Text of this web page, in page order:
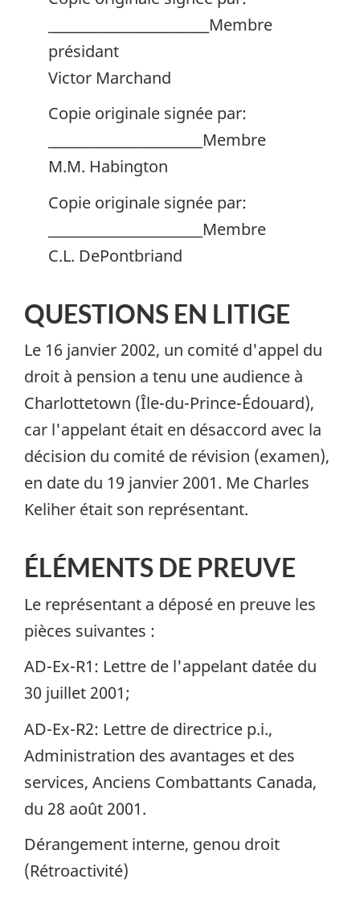
_________________________Membre
présidant
Victor Marchand
Copie originale signée par:
________________________Membre
M.M. Habington
Copie originale signée par:
________________________Membre
C.L. DePontbriand
QUESTIONS EN LITIGE
Le 16 janvier 2002, un comité d'appel du
droit à pension a tenu une audience à
Charlottetown (Île-du-Prince-Édouard),
car l'appelant était en désaccord avec la
décision du comité de révision (examen),
en date du 19 janvier 2001. Me Charles
Keliher était son représentant.
ÉLÉMENTS DE PREUVE
Le représentant a déposé en preuve les
pièces suivantes :
AD-Ex-R1: Lettre de l'appelant datée du
30 juillet 2001;
AD-Ex-R2: Lettre de directrice p.i.,
Administration des avantages et des
services, Anciens Combattants Canada,
du 28 août 2001.
Dérangement interne, genou droit
(Rétroactivité)